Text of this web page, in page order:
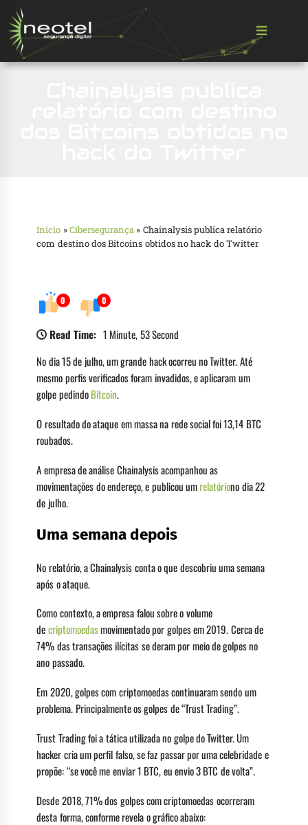
Início »Cibersegurança » Chainalysis publica relatório
com destino dos Bitcoins obtidos no hack do Twitter
0 0
Read Time: 1 Minute, 53 Second
No dia 15 de julho, um grande hack ocorreu no Twitter. Até
mesmo perfis verificados foram invadidos, e aplicaram um
golpe pedindoBitcoin.
O resultado do ataque em massa na rede social foi 13,14 BTC
roubados.
A empresa de análise Chainalysis acompanhou as
movimentações do endereço, e publicou umrelatóriono dia 22
de julho.
Uma semana depois
No relatório, a Chainalysis conta o que descobriu uma semana
após o ataque.
Como contexto, a empresa falou sobre o volume
decriptomoedasmovimentado por golpes em 2019. Cerca de
74% das transações ilícitas se deram por meio de golpes no
ano passado.
Em 2020, golpes com criptomoedas continuaram sendo um
problema. Principalmente os golpes de “Trust Trading”.
Trust Trading foi a tática utilizada no golpe do Twitter. Um
hacker cria um perfil falso, se faz passar por uma celebridade e
propõe: “se você me enviar 1 BTC, eu envio 3 BTC de volta”.
Desde 2018, 71% dos golpes com criptomoedas ocorreram
desta forma, conforme revela o gráfico abaixo: